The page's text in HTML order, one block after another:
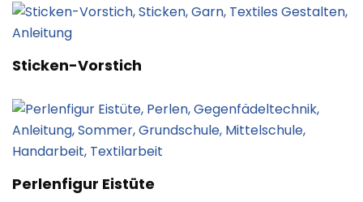
Sticken-Vorstich
Perlenfigur Eistüte